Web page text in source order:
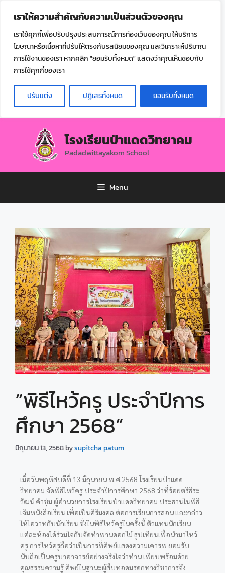
เราให้ความสำคัญกับความเป็นส่วนตัวของคุณ
เราใช้คุกกี้เพื่อปรับปรุงประสบการณ์การท่องเว็บของคุณ ให้บริการ
โฆษณาหรือเนื้อหาที่ปรับให้ตรงกับรสนิยมของคุณ และวิเคราะห์ปริมาณ
การใช้งานของเรา หากคลิก "ยอมรับทั้งหมด" แสดงว่าคุณเห็นชอบกับ
การใช้คุกกี้ของเรา
ปรับแต่ง ปฏิเสธทั้งหมด ยอมรับทั้งหมด
โรงเรียนป่าแดดวิทยาคม
Padadwittayakom School
Menu
“พิธีไหว้ครู ประจำปีการ
ศึกษา 2568”
มิถุนายน 13, 2568bysupitcha patum
เมื่อวันพฤหัสบดีที่ 13 มิถุนายน พ.ศ.2568 โรงเรียนป่าแดด
วิทยาคม จัดพิธีไหว้ครู ประจำปีการศึกษา 2568 ว่าที่ร้อยตรีธีระ
วัฒน์ คำชุ่ม ผู้อำนวยการโรงเรียนป่าแดดวิทยาคม ประธานในพิธี
เจิมหนังสือเรียน เพื่อเป็นศิริมงคล ต่อการเรียนการสอน และกล่าว
ให้โอวาทกับนักเรียน ซึ่งในพิธีไหว้ครูในครั้งนี้ ตัวแทนนักเรียน
แต่ละห้องได้ร่วมใจกับจัดทำพานดอกไม้ ธูปเทียนเพื่อนำมาไหว้
ครู การไหว้ครูถือว่าเป็นการที่ศิษย์แสดงความเคารพ ยอมรับ
นับถือเป็นครูบาอาจารย์อย่างจริงใจว่าท่าน เพียบพร้อมด้วย
คุณธรรมความรู้ ศิษย์ในฐานะผู้สืบทอดมรดกทางวิชาการจึง